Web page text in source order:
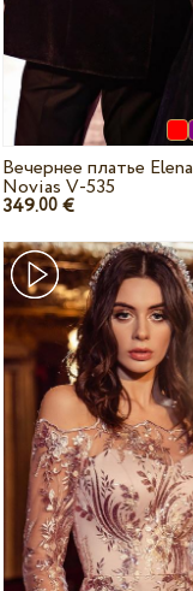
Вечернее платье Elena
Novias V-535
349.00€